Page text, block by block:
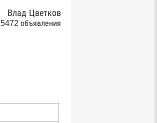
Влад Цветков
5472 объявления